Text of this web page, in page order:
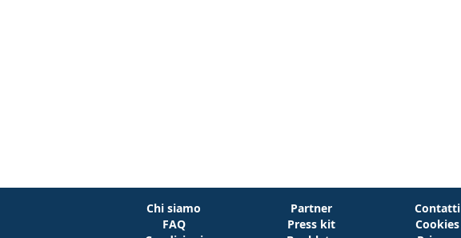
Chi siamo
FAQ
Partner
Press kit
Contatti
Cookies